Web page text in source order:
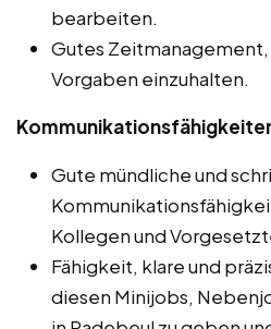
bearbeiten.
Gutes Zeitmanagement,
Vorgaben einzuhalten.
Gute mündliche und
Kollegen und
Fähigkeit, klare und
diesen Minijobs,